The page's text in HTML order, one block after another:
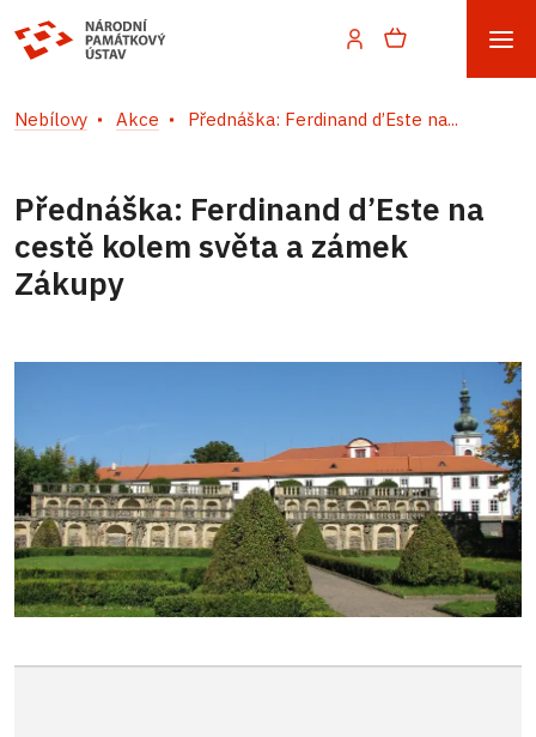
Nebílovy Akce Přednáška: Ferdinand d’Este na...
Přednáška: Ferdinand d’Este na
cestě kolem světa a zámek
Zákupy